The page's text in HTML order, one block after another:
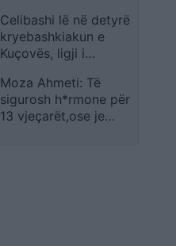
Celibashi lë në detyrë
kryebashkiakun e
Kuçovës, ligji i
zbatohet për Kreshnik
Hajdarin
Moza Ahmeti: Të
sigurosh h*rmone për
13 vjeçarët,ose je